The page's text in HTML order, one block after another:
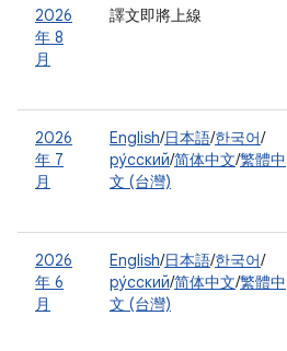
2026
年 8
月
譯文即將上線
2026
年 7
月
English/日本語/한국어/
ру́сский/简体中文/繁體中
文 (台灣)
2026
年 6
月
English/日本語/한국어/
ру́сский/简体中文/繁體中
文 (台灣)